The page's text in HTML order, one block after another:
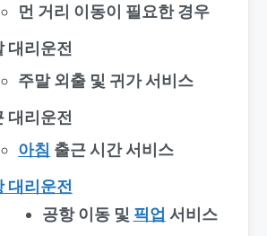
먼 거리 이동이 필요한 경우
대리운전
주말 외출 및 귀가 서비스
대리운전
아침 출근 시간 서비스
대리운전
공항 이동 및 픽업 서비스